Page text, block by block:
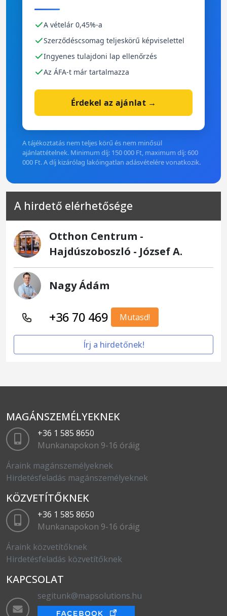
A vételár 0,45%-a
Szerződéscsomag teljeskörű képviselettel
Ingyenes tulajdoni lap ellenőrzés
Az ÁFA-t már tartalmazza
Érdekel az ajánlat →
A tájékoztatás nem teljes körű és nem minősül
ajánlattételnek. Minimum díj: 150 000 Ft, maximum díj: 600
000 Ft. A díj kizárólag lakóingatlan adásvételére vonatkozik.
A hirdető elérhetősége
Otthon Centrum -
Hajdúszoboszló - József A.
Nagy Ádám
+36 70 469 Mutasd!
Írj a hirdetőnek!
MAGÁNSZEMÉLYEKNEK
+36 1 585 8650
Munkanapokon 9-16 óráig
Áraink magánszemélyeknek
Hirdetésfeladás magánszemélyeknek
KÖZVETÍTŐKNEK
+36 1 585 8650
Munkanapokon 9-16 óráig
Áraink közvetítőknek
Hirdetésfeladás közvetítőknek
KAPCSOLAT
segitunk@mapsolutions.hu